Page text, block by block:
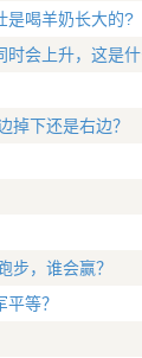
是喝羊奶长大的?
会上升，这是什
掉下还是右边？
步，谁会赢？
等？